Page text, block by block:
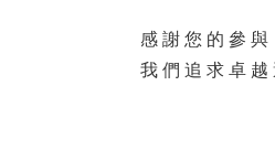
感 謝 您 的 參 與
我 們 追 求 卓 越